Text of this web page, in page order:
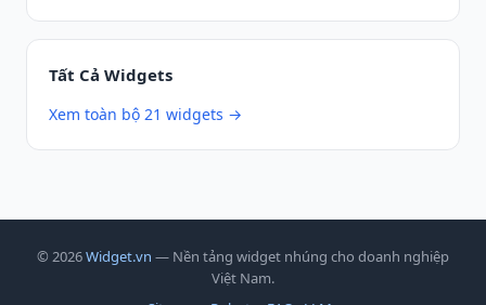
Tất Cả Widgets
Xem toàn bộ 21 widgets →
© 2026Widget.vn — Nền tảng widget nhúng cho doanh nghiệp
Việt Nam.